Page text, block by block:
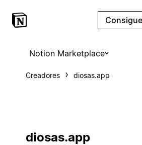
Notion Marketplace
Creadores diosas.app
diosas.app